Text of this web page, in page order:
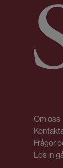
Om oss
Frågor
Lös in